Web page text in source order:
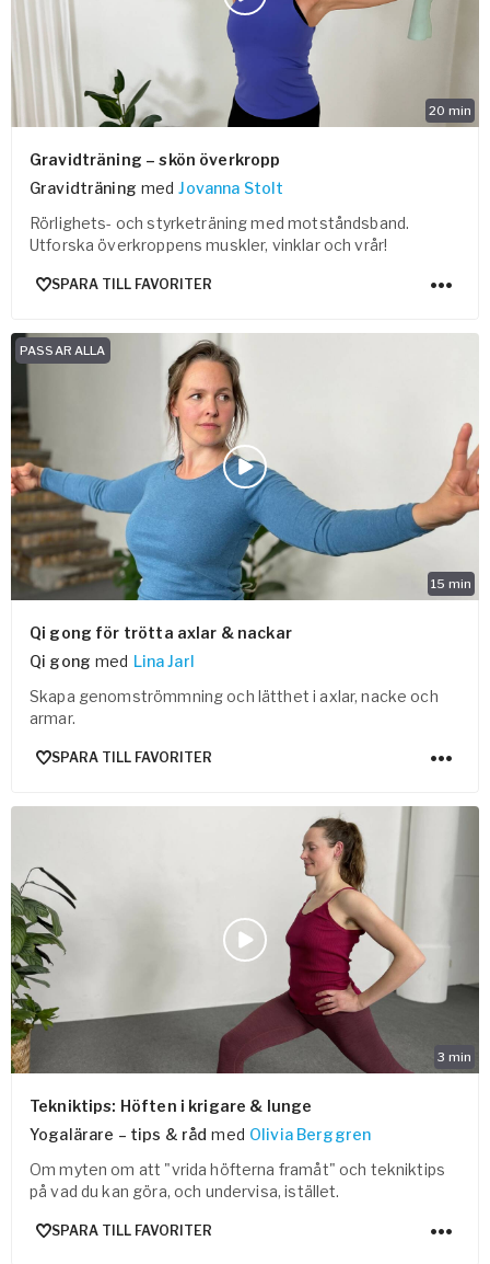
20 min
Gravidträning – skön överkropp
Gravidträning med Jovanna Stolt
Rörlighets- och styrketräning med motståndsband.
Utforska överkroppens muskler, vinklar och vrår!
SPARA TILL FAVORITER
15 min
PASSAR ALLA
Qi gong för trötta axlar & nackar
Qi gong med Lina Jarl
Skapa genomströmmning och lätthet i axlar, nacke och
armar.
SPARA TILL FAVORITER
3 min
Tekniktips: Höften i krigare & lunge
Yogalärare – tips & råd med Olivia Berggren
Om myten om att "vrida höfterna framåt" och tekniktips
på vad du kan göra, och undervisa, istället.
SPARA TILL FAVORITER